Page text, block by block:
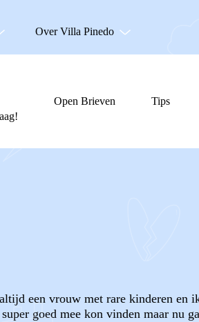
Over Villa Pinedo
Open Brieven Tips
een vrouw met rare kinderen en
goed mee kon vinden maar nu